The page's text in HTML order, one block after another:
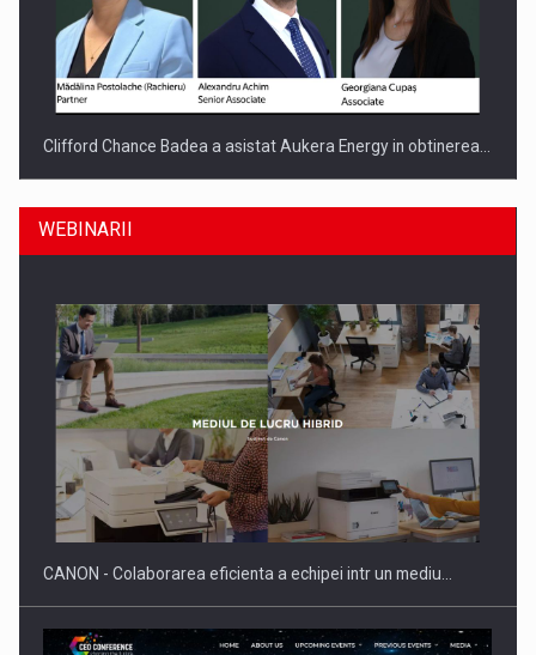
Clifford Chance Badea a asistat Aukera Energy in obtinerea…
SAPTE PERSONALITATI DIN MEDIUL DE AFACERI, ACADEMIC
SI INSTITUTIONAL…
WEBINARII
CANON - Colaborarea eficienta a echipei intr un mediu…